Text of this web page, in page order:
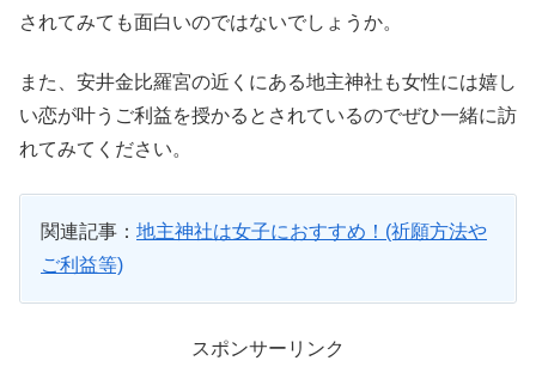
されてみても面白いのではないでしょうか。
また、安井金比羅宮の近くにある地主神社も女性には嬉し
い恋が叶うご利益を授かるとされているのでぜひ一緒に訪
れてみてください。
関連記事： 地主神社は女子におすすめ！(祈願方法や
ご利益等)
スポンサーリンク